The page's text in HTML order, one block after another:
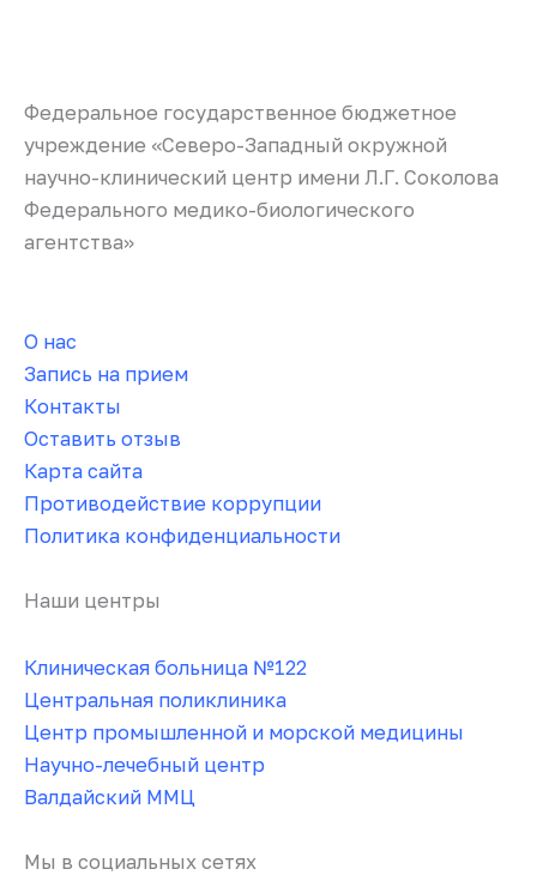
Федеральное государственное бюджетное
учреждение «Северо-Западный окружной
научно-клинический центр имени Л.Г. Соколова
Федерального медико-биологического
агентства»
О нас
Запись на прием
Контакты
Оставить отзыв
Карта сайта
Противодействие коррупции
Политика конфиденциальности
Наши центры
Клиническая больница №122
Центральная поликлиника
Центр промышленной и морской медицины
Научно-лечебный центр
Валдайский ММЦ
Мы в социальных сетях